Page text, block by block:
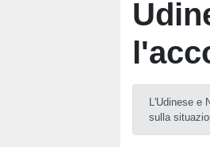
L'Udinese e
sulla